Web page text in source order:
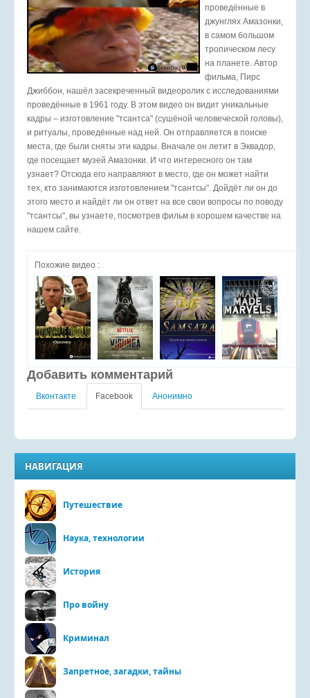
проведённые в
джунглях Амазонки,
в самом большом
тропическом лесу
на планете. Автор
фильма, Пирс
Джиббон, нашёл засекреченный видеоролик с исследованиями
проведённые в 1961 году. В этом видео он видит уникальные
кадры – изготовление "тсантса" (сушёной человеческой головы),
и ритуалы, проведённые над ней. Он отправляется в поиске
места, где были сняты эти кадры. Вначале он летит в Эквадор,
где посещает музей Амазонки. И что интересного он там
узнает? Отсюда его направляют в место, где он может найти
тех, кто занимаются изготовлением "тсантсы". Дойдёт ли он до
этого место и найдёт ли он ответ на все свои вопросы по поводу
"тсантсы", вы узнаете, посмотрев фильм в хорошем качестве на
нашем сайте.
Похожие видео :
Добавить комментарий
Вконтакте Facebook Анонимно
НАВИГАЦИЯ
Путешествие
Наука, технологии
История
Про войну
Криминал
Запретное, загадки, тайны